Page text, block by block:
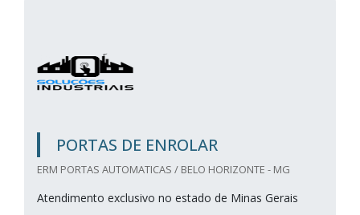
PORTAS DE ENROLAR
ERM PORTAS AUTOMATICAS / BELO HORIZONTE - MG
Atendimento exclusivo no estado de Minas Gerais